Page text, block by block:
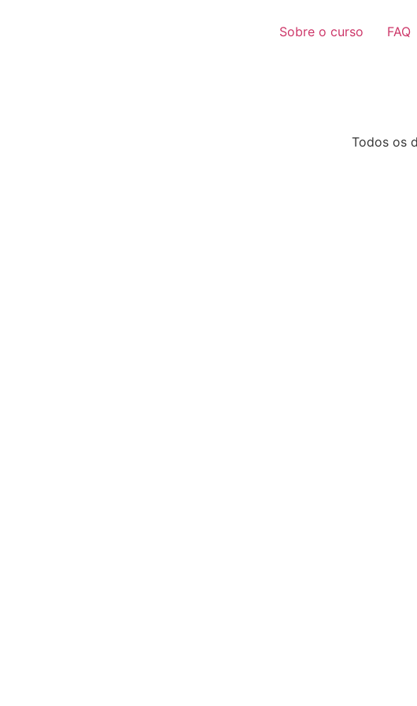
Sobre o curso FAQ
Todos os